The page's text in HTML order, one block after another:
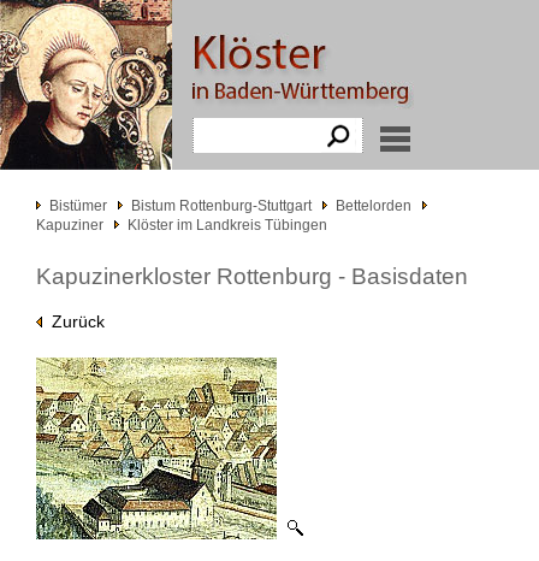
Bistümer Bistum Rottenburg-Stuttgart
Bettelorden
Kapuziner
Klöster im Landkreis Tübingen
Kapuzinerkloster Rottenburg - Basisdaten
Zurück